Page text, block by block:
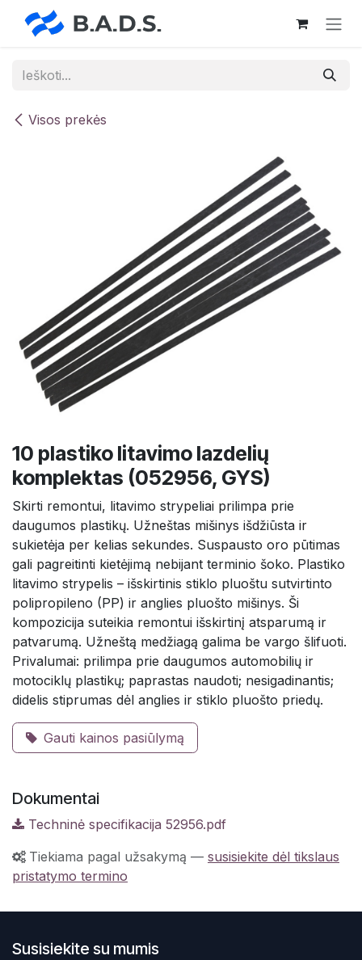
Skip to Content
Visos prekės
10 plastiko litavimo lazdelių
komplektas (052956, GYS)
Skirti remontui, litavimo strypeliai prilimpa prie
daugumos plastikų. Užneštas mišinys išdžiūsta ir
sukietėja per kelias sekundes. Suspausto oro pūtimas
gali pagreitinti kietėjimą nebijant terminio šoko. Plastiko
litavimo strypelis – išskirtinis stiklo pluoštu sutvirtinto
polipropileno (PP) ir anglies pluošto mišinys. Ši
kompozicija suteikia remontui išskirtinį atsparumą ir
patvarumą. Užneštą medžiagą galima be vargo šlifuoti.
Privalumai: prilimpa prie daugumos automobilių ir
motociklų plastikų; paprastas naudoti; nesigadinantis;
didelis stiprumas dėl anglies ir stiklo pluošto priedų.
Gauti kainos pasiūlymą
Dokumentai
Techninė specifikacija 52956.pdf
Tiekiama pagal užsakymą — susisiekite dėl tikslaus
pristatymo termino
Susisiekite su mumis